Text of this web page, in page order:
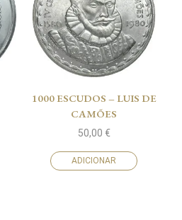
1000 ESCUDOS – LUIS DE
CAMÕES
50,00 €
ADICIONAR